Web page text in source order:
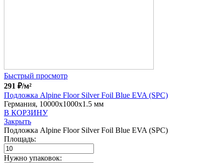
Быстрый просмотр
291 ₽/м²
Подложка Alpine Floor Silver Foil Blue EVA (SPC)
Германия, 10000x1000x1.5 мм
В КОРЗИНУ
Закрыть
Подложка Alpine Floor Silver Foil Blue EVA (SPC)
Площадь:
Нужно упаковок: